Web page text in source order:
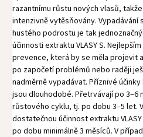
razantnímu růstu nových vlasů,
intenzivně vytěsňovány. Vypadávání
hustého podrostu je tak
účinnosti extraktu VLASY S.
prevence, která by se měla projevit
po započetí problémů nebo raději
nadměrně vypadávat. Příznivé účinky
jsou dlouhodobé. Přetrvávají po 3–6
růstového cyklu, tj. po dobu 3–5 let.
dostatečnou účinnost extraktu
po dobu minimálně 3 měsíců. V